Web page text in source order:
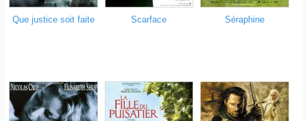
Que justice soit faite Scarface Séraphine